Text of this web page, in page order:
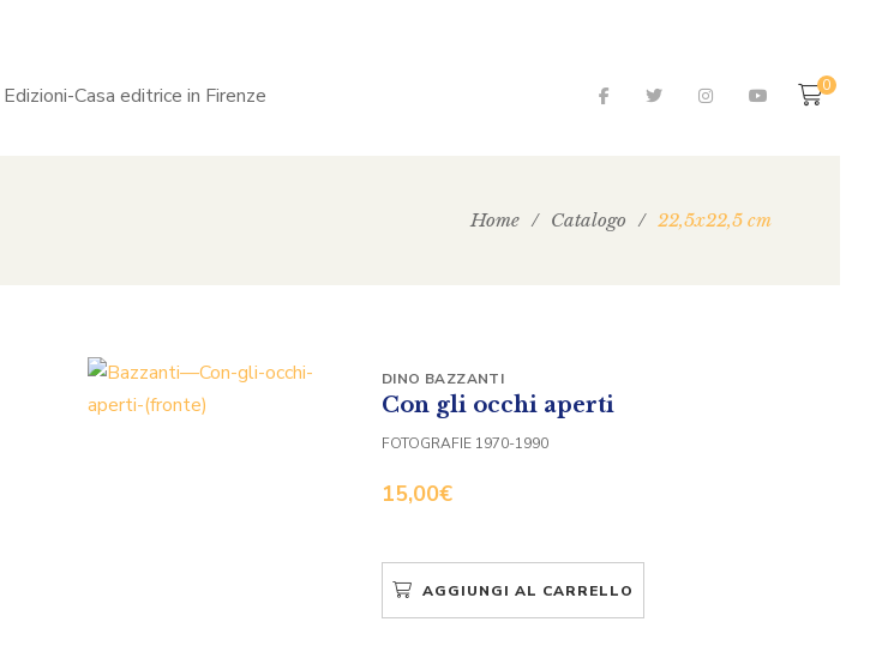
0
Home / Catalogo / 22,5x22,5 cm
Con gli occhi aperti
15,00€
DINO BAZZANTI
FOTOGRAFIE 1970-1990
AGGIUNGI AL CARRELLO